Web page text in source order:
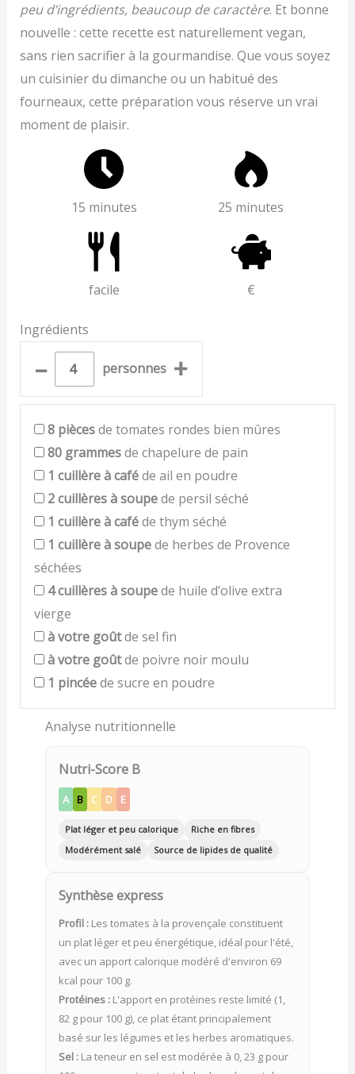
peu d’ingrédients, beaucoup de caractère. Et bonne
nouvelle : cette recette est naturellement vegan,
sans rien sacrifier à la gourmandise. Que vous soyez
un cuisinier du dimanche ou un habitué des
fourneaux, cette préparation vous réserve un vrai
moment de plaisir.
15 minutes 25 minutes
facile €
Ingrédients
– personnes +
8 piècesde tomates rondes bien mûres
80 grammesde chapelure de pain
1 cuillère à caféde ail en poudre
2cuillères à soupede persil séché
1 cuillère à caféde thym séché
1 cuillère à soupede herbes de Provence
séchées
4cuillères à soupede huile d’olive extra
vierge
à votre goûtde sel fin
à votre goûtde poivre noir moulu
1 pincéede sucre en poudre
Analyse nutritionnelle
Nutri-Score B
A B C D E
Plat léger et peu calorique
Riche en fibres
Modérément salé
Source de lipides de qualité
Synthèse express
Profil :Les tomates à la provençale constituent
un plat léger et peu énergétique, idéal pour l'été,
avec un apport calorique modéré d'environ 69
kcal pour 100 g.
Protéines :L'apport en protéines reste limité (1,
82 g pour 100 g), ce plat étant principalement
basé sur les légumes et les herbes aromatiques.
Sel :La teneur en sel est modérée à 0, 23 g pour